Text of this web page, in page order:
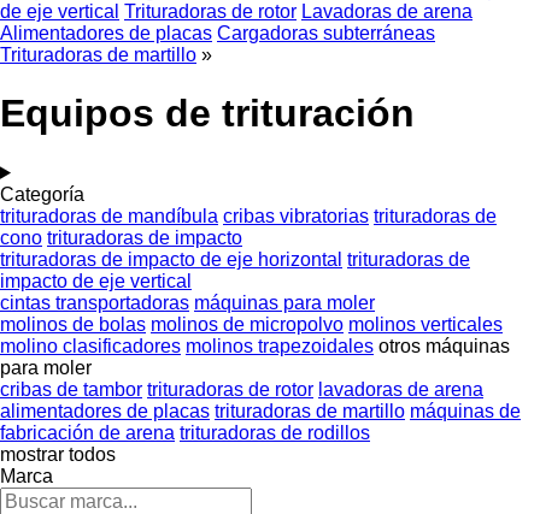
de eje vertical Trituradoras de rotor Lavadoras de arena
Alimentadores de placas Cargadoras subterráneas
Trituradoras de martillo »
Equipos de trituración
Categoría
trituradoras de mandíbula cribas vibratorias trituradoras de
cono trituradoras de impacto
trituradoras de impacto de eje horizontal trituradoras de
impacto de eje vertical
cintas transportadoras máquinas para moler
molinos de bolas molinos de micropolvo molinos verticales
molino clasificadores molinos trapezoidales otros máquinas
para moler
cribas de tambor trituradoras de rotor lavadoras de arena
alimentadores de placas trituradoras de martillo máquinas de
fabricación de arena trituradoras de rodillos
mostrar todos
Marca